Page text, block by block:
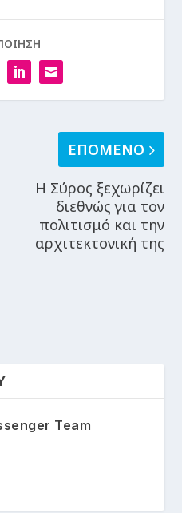
ΕΠΟΜΕΝΟ
Η Σύρος ξεχωρίζει
διεθνώς για τον
πολιτισμό και την
αρχιτεκτονική της
Team